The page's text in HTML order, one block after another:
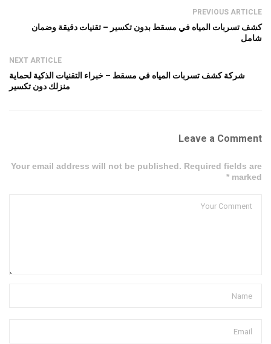
PREVIOUS ARTICLE
كشف تسربات المياه في مسقط بدون تكسير – تقنيات دقيقة وضمان
شامل
NEXT ARTICLE
شركة كشف تسربات المياه في مسقط – خبراء التقنيات الذكية لحماية
منزلك دون تكسير
Leave a Comment
Your email address will not be published. Required fields are
marked *